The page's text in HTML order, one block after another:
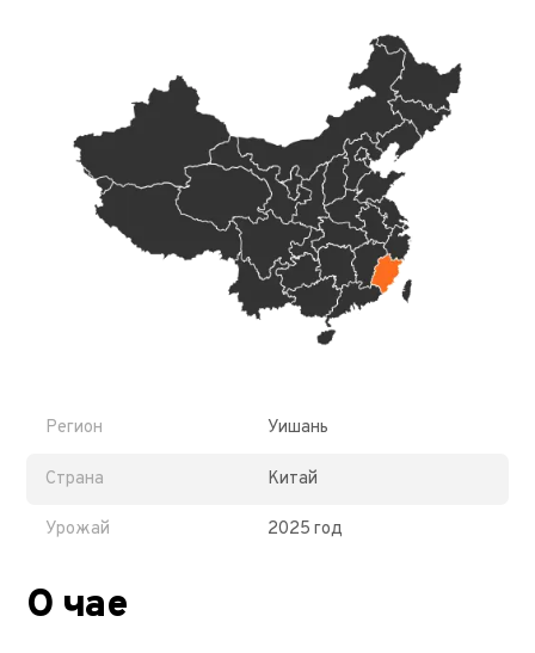
Регион Уишань
Страна Китай
Урожай 2025 год
О чае